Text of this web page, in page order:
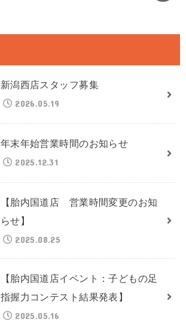
新潟西店スタッフ募集
2026.05.19
年末年始営業時間のお知らせ
2025.12.31
【胎内国道店 営業時間変更のお知
らせ】
2025.08.25
【胎内国道店イベント：子どもの足
指握力コンテスト結果発表】
2025.05.16